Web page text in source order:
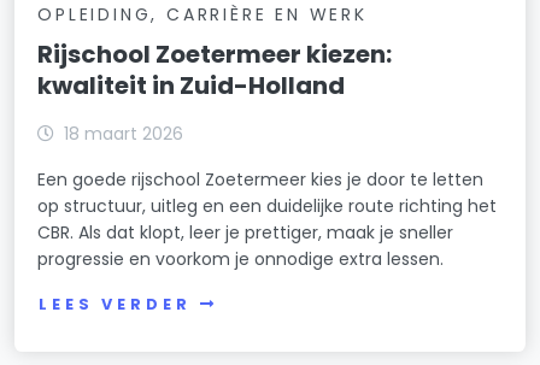
OPLEIDING, CARRIÈRE EN WERK
Rijschool Zoetermeer kiezen:
kwaliteit in Zuid-Holland
18 maart 2026
Een goede rijschool Zoetermeer kies je door te letten
op structuur, uitleg en een duidelijke route richting het
CBR. Als dat klopt, leer je prettiger, maak je sneller
progressie en voorkom je onnodige extra lessen.
LEES VERDER